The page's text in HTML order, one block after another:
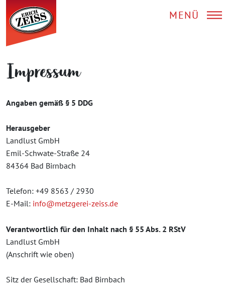
MENÜ
Impressum
Angaben gemäß § 5 DDG
Herausgeber
Landlust GmbH
Emil-Schwate-Straße 24
84364 Bad Birnbach
Telefon: +49 8563 / 2930
E-Mail: info@metzgerei-zeiss.de
Verantwortlich für den Inhalt nach § 55 Abs. 2 RStV
Landlust GmbH
(Anschrift wie oben)
Sitz der Gesellschaft: Bad Birnbach